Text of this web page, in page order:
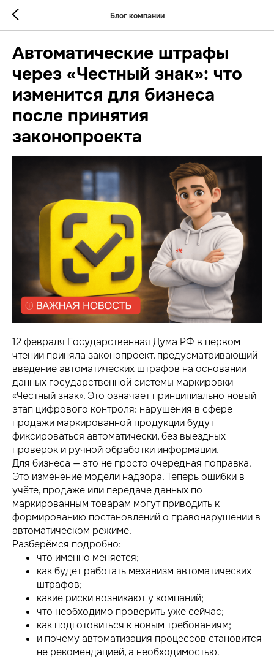
Блог компании
Автоматические штрафы
через «Честный знак»: что
изменится для бизнеса
после принятия
законопроекта
12 февраля Государственная Дума РФ в первом
чтении приняла законопроект, предусматривающий
введение автоматических штрафов на основании
данных государственной системы маркировки
«Честный знак». Это означает принципиально новый
этап цифрового контроля: нарушения в сфере
продажи маркированной продукции будут
фиксироваться автоматически, без выездных
проверок и ручной обработки информации.
Для бизнеса — это не просто очередная поправка.
Это изменение модели надзора. Теперь ошибки в
учёте, продаже или передаче данных по
маркированным товарам могут приводить к
формированию постановлений о правонарушении в
автоматическом режиме.
Разберёмся подробно:
что именно меняется;
как будет работать механизм автоматических
штрафов;
какие риски возникают у компаний;
что необходимо проверить уже сейчас;
как подготовиться к новым требованиям;
и почему автоматизация процессов становится
не рекомендацией, а необходимостью.